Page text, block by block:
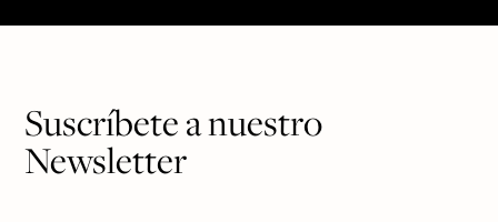
Suscríbete a nuestro
Newsletter